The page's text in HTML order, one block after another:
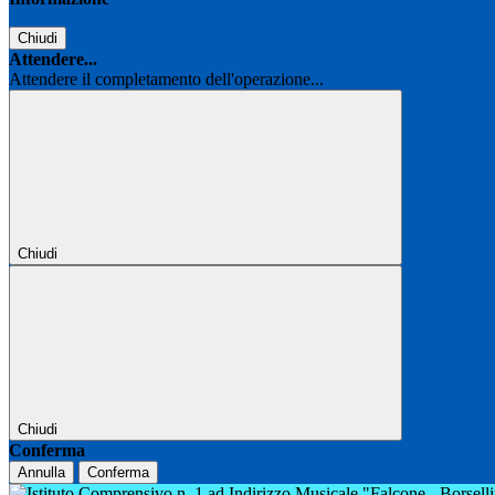
Chiudi
Attendere...
Attendere il completamento dell'operazione...
Chiudi
Chiudi
Conferma
Annulla Conferma